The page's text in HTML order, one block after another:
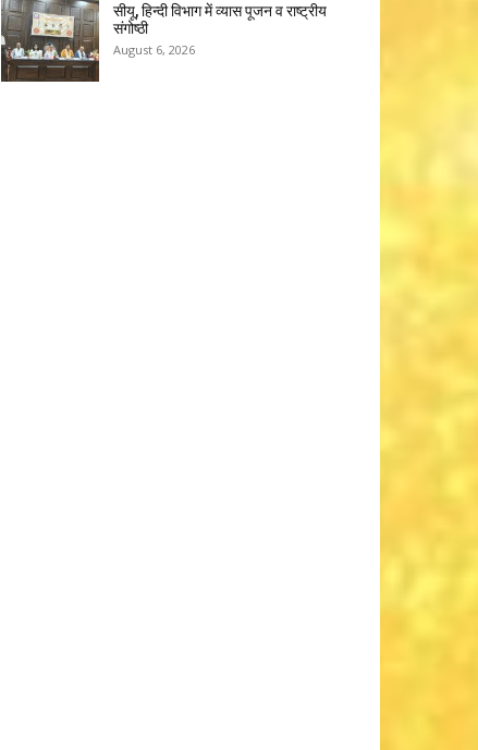
सीयू, हिन्दी विभाग में व्यास पूजन व राष्ट्रीय
संगोष्ठी
August 6, 2026